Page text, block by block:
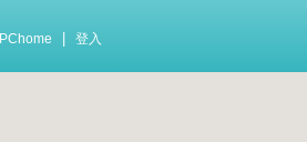
PChome 登入